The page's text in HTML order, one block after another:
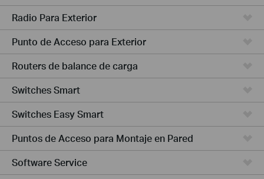
Radio Para Exterior
Punto de Acceso para Exterior
Routers de balance de carga
Switches Smart
Switches Easy Smart
Puntos de Acceso para Montaje en Pared
Software Service